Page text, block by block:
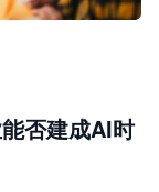
否建成AI时